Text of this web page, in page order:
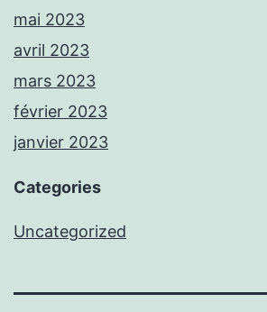
mai 2023
avril 2023
mars 2023
février 2023
janvier 2023
Categories
Uncategorized